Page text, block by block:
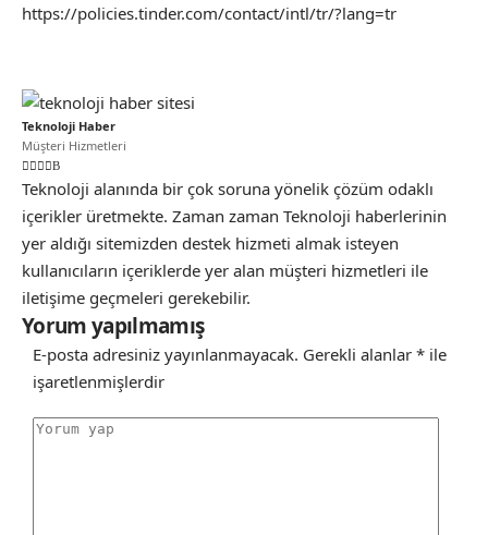
https://policies.tinder.com/contact/intl/tr/?lang=tr
Teknoloji Haber
Müşteri Hizmetleri
Teknoloji alanında bir çok soruna yönelik çözüm odaklı
içerikler üretmekte. Zaman zaman Teknoloji haberlerinin
yer aldığı sitemizden destek hizmeti almak isteyen
kullanıcıların içeriklerde yer alan müşteri hizmetleri ile
iletişime geçmeleri gerekebilir.
Yorum yapılmamış
E-posta adresiniz yayınlanmayacak. Gerekli alanlar * ile
işaretlenmişlerdir